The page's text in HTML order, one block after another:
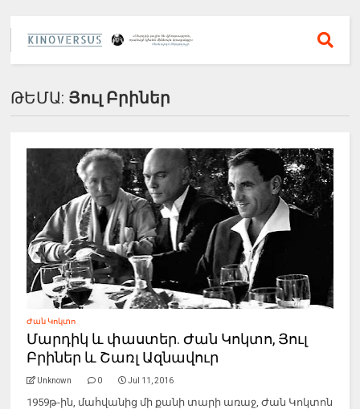
ԹԵՄԱ: Յուլ Բրիներ
Ժան Կոկտո
Մարդիկ և փաստեր. Ժան Կոկտո, Յուլ
Բրիներ և Շառլ Ազնավուր
Unknown 0 Jul 11, 2016
1959թ-ին, մահվանից մի քանի տարի առաջ, Ժան Կոկտոն